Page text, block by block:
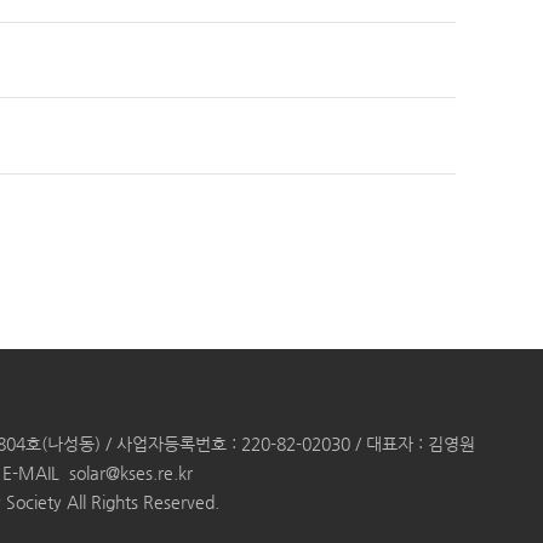
호(나성동) / 사업자등록번호 : 220-82-02030 / 대표자 : 김영원
E-MAIL solar@kses.re.kr
All Rights Reserved.